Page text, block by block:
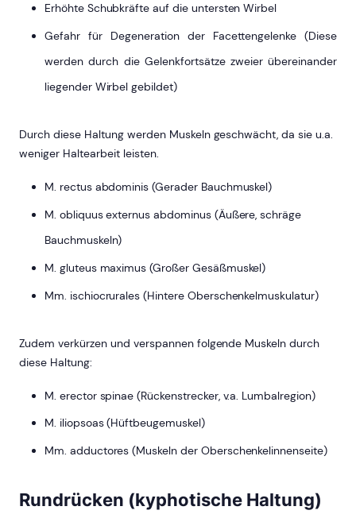
Erhöhte Schubkräfte auf die untersten Wirbel
Gefahr für Degeneration der Facettengelenke (Diese
werden durch die Gelenkfortsätze zweier übereinander
liegender Wirbel gebildet)
Durch diese Haltung werden Muskeln geschwächt, da sie u.a.
weniger Haltearbeit leisten.
M. rectus abdominis (Gerader Bauchmuskel)
M. obliquus externus abdominus (Äußere, schräge
Bauchmuskeln)
M. gluteus maximus (Großer Gesäßmuskel)
Mm. ischiocrurales (Hintere Oberschenkelmuskulatur)
Zudem verkürzen und verspannen folgende Muskeln durch
diese Haltung:
M. erector spinae (Rückenstrecker, v.a. Lumbalregion)
M. iliopsoas (Hüftbeugemuskel)
Mm. adductores (Muskeln der Oberschenkelinnenseite)
Rundrücken (kyphotische Haltung)